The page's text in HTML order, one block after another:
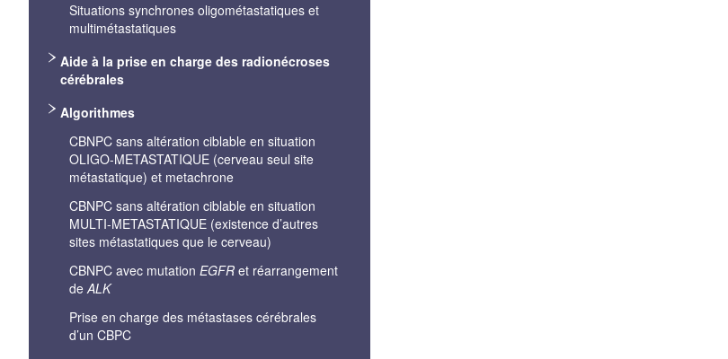
Situations synchrones oligométastatiques et
multimétastatiques
Aide à la prise en charge des radionécroses
cérébrales
Algorithmes
CBNPC sans altération ciblable en situation
OLIGO-METASTATIQUE (cerveau seul site
métastatique) et metachrone
CBNPC sans altération ciblable en situation
MULTI-METASTATIQUE (existence d’autres
sites métastatiques que le cerveau)
CBNPC avec mutation EGFR et réarrangement
deALK
Prise en charge des métastases cérébrales
d’un CBPC